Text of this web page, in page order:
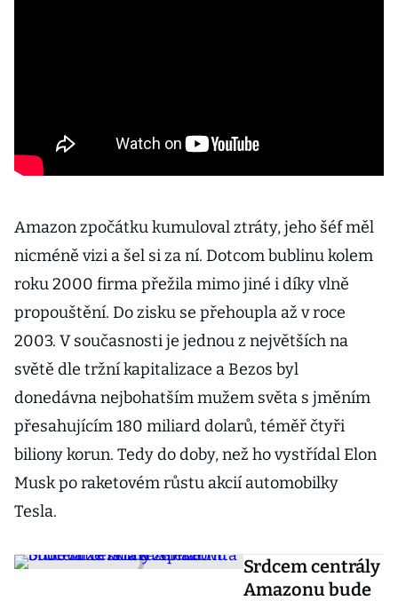
Amazon zpočátku kumuloval ztráty, jeho šéf měl
nicméně vizi a šel si za ní. Dotcom bublinu kolem
roku 2000 firma přežila mimo jiné i díky vlně
propouštění. Do zisku se přehoupla až v roce
2003. V současnosti je jednou z největších na
světě dle tržní kapitalizace a Bezos byl
donedávna nejbohatším mužem světa s jměním
přesahujícím 180 miliard dolarů, téměř čtyři
biliony korun. Tedy do doby, než ho vystřídal Elon
Musk po raketovém růstu akcií automobilky
Tesla.
Srdcem centrály
Amazonu bude